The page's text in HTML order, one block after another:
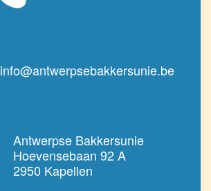
info@antwerpsebakkersunie.be
Antwerpse Bakkersunie
Hoevensebaan 92 A
2950 Kapellen